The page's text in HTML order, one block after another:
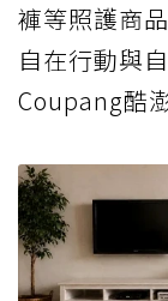
褲等照護商
自在行動與
Coupang酷